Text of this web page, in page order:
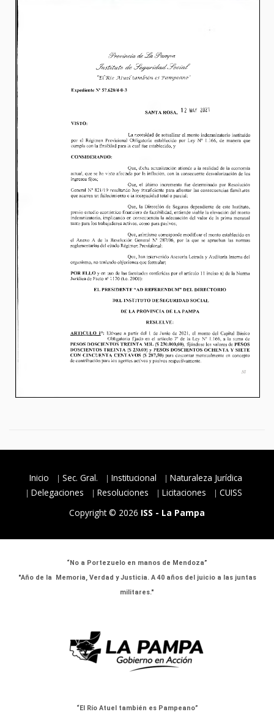
Inicio Sec. Gral. Institucional
Naturaleza Jurídica
Delegaciones
Resoluciones Licitaciones
CUISS
Copyright © 2026 ISS - La Pampa
“No a Portezuelo en manos de Mendoza”
"Año de la Memoria, Verdad y Justicia. A 40 años del juicio a las juntas
militares."
“El Río Atuel también es Pampeano”